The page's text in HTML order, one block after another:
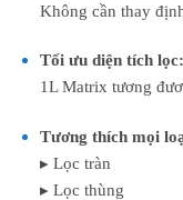
Không cần thay
Tối ưu diện tích lọc:
1L Matrix tương
Tương thích mọi
▸ Lọc tràn
▸ Lọc thùng